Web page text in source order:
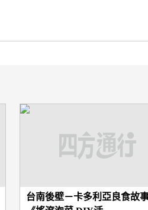
台南後壁－卡多利亞良食故